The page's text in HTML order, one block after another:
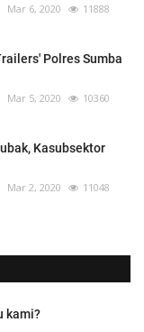
Mar 6, 2020 11888
Polres Sumba
Mar 5, 2020 10360
Kasubsektor
Mar 2, 2020 11048
kami?